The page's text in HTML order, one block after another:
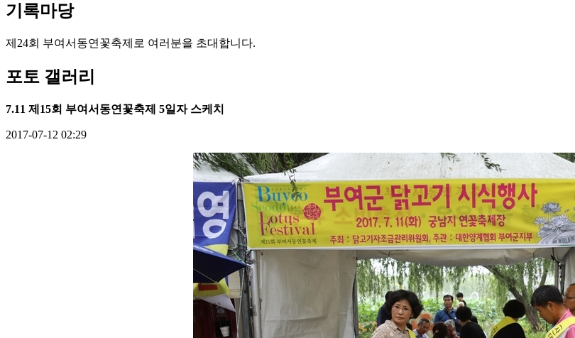
기록마당
제24회 부여서동연꽃축제로 여러분을 초대합니다.
포토 갤러리
7.11 제15회 부여서동연꽃축제 5일자 스케치
2017-07-12 02:29